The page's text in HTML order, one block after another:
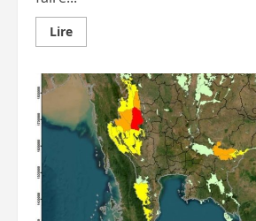
LireEn
savoir
L’eau
sera
rationnée
à
Samui
dès